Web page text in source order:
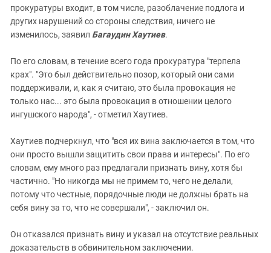
прокуратуры входит, в том числе, разоблачение подлога и
других нарушений со стороны следствия, ничего не
изменилось, заявил Багаудин Хаутиев.
По его словам, в течение всего года прокуратура "терпела
крах". "Это был действительно позор, который они сами
поддерживали, и, как я считаю, это была провокация не
только нас... это была провокация в отношении целого
ингушского народа", - отметил Хаутиев.
Хаутиев подчеркнул, что "вся их вина заключается в том, что
они просто вышли защитить свои права и интересы". По его
словам, ему много раз предлагали признать вину, хотя бы
частично. "Но никогда мы не примем то, чего не делали,
потому что честные, порядочные люди не должны брать на
себя вину за то, что не совершали", - заключил он.
Он отказался признать вину и указал на отсутствие реальных
доказательств в обвинительном заключении.